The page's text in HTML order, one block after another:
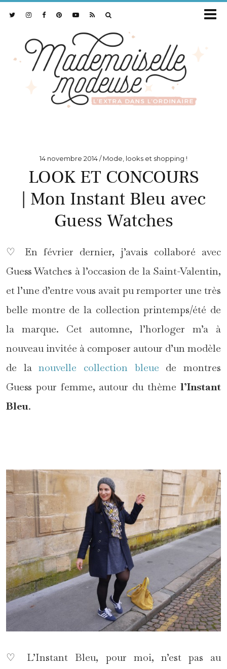
14 novembre 2014 Mode, looks et shopping !
LOOK ET CONCOURS
| Mon Instant Bleu avec
Guess Watches
♡ En février dernier, j’avais collaboré avec
Guess Watches à l’occasion de la Saint-Valentin,
et l’une d’entre vous avait pu remporter une très
belle montre de la collection printemps/été de
la marque. Cet automne, l’horloger m’a à
nouveau invitée à composer autour d’un modèle
de lanouvelle collection bleue de montres
Guess pour femme, autour du thème l’Instant
Bleu.
♡ L’Instant Bleu, pour moi, n’est pas au